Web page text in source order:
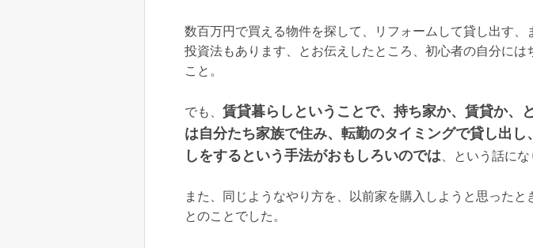
数百万円で買える物件を探して、リフォームして貸し出す、
投資法もあります、とお伝えしたところ、初心者の自分には
こと。
でも、 賃貸暮らしということで、持ち家か、賃貸か、
は自分たち家族で住み、転勤のタイミングで貸し出
しをするという手法がおもしろいのでは 、という話にな
また、同じようなやり方を、以前家を購入しようと思ったと
とのことでした。